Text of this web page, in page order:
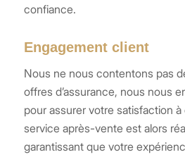
confiance.
Engagement client
Nous ne nous contentons pas
offres d’assurance, nous nous
pour assurer votre satisfaction
service après-vente est alors
garantissant que votre